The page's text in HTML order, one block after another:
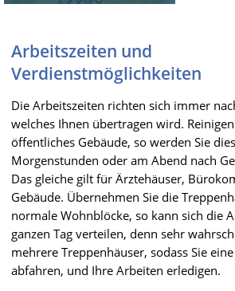
Arbeitszeiten und
Verdienstmöglichkeiten
Die Arbeitszeiten richten sich immer
welches Ihnen übertragen wird.
öffentliches Gebäude, so werden Sie
Morgenstunden oder am Abend nach
Das gleiche gilt für Ärztehäuser,
Gebäude. Übernehmen Sie die
normale Wohnblöcke, so kann sich die
ganzen Tag verteilen, denn sehr
mehrere Treppenhäuser, sodass Sie
abfahren, und Ihre Arbeiten erledigen.